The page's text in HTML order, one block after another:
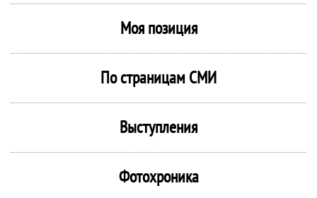
Моя позиция
По страницам СМИ
Выступления
Фотохроника